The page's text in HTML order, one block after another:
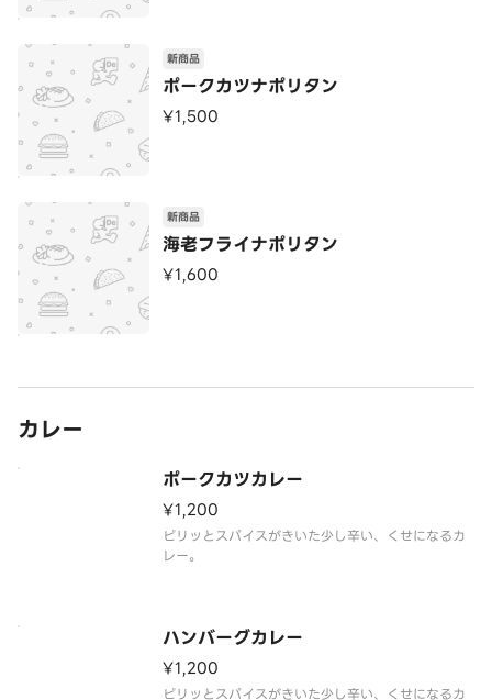
ポークカツナポリタン
新商品
¥1,500
海老フライナポリタン
新商品
¥1,600
カレー
ポークカツカレー
¥1,200
ピリッとスパイスがきいた少し辛い、くせになるカ
レー。
ハンバーグカレー
¥1,200
ピリッとスパイスがきいた少し辛い、くせになるカ